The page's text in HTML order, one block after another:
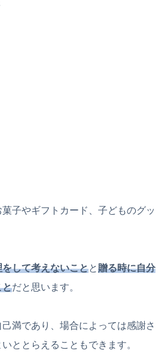
子やギフトカード、子どものグッ
して考えないことと贈る時に自分
とだと思います。
満であり、場合によっては感謝さ
ととらえることもできます。